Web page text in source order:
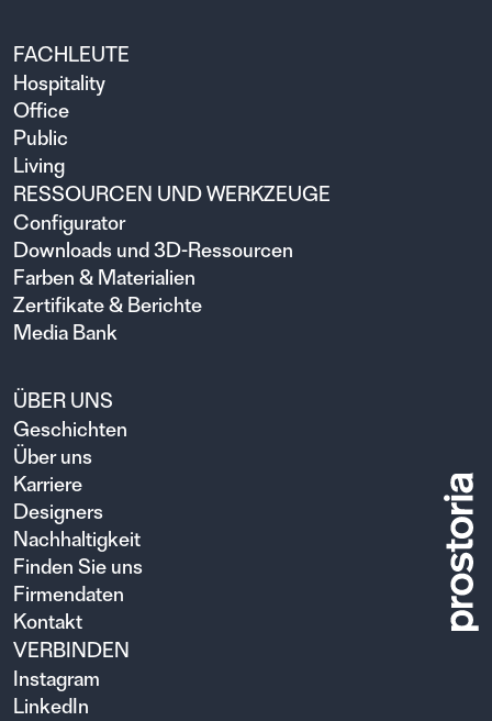
FACHLEUTE
Hospitality
Office
Public
Living
RESSOURCEN UND WERKZEUGE
Configurator
Downloads und 3D-Ressourcen
Farben & Materialien
Zertifikate & Berichte
Media Bank
ÜBER UNS
Geschichten
Über uns
Karriere
Designers
Nachhaltigkeit
Finden Sie uns
Firmendaten
Kontakt
VERBINDEN
Instagram
LinkedIn